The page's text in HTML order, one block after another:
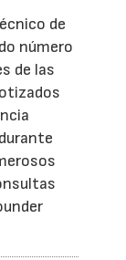
de
número
de las